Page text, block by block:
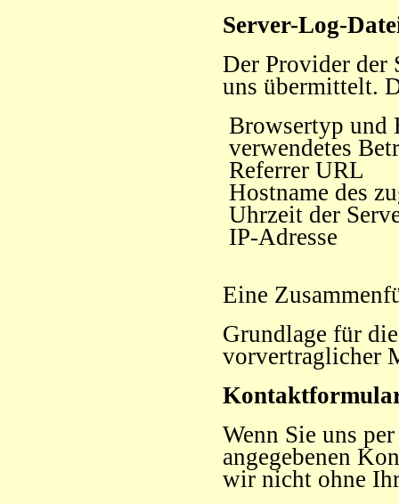
Server-Log-
Der Provider der
uns übermittelt.
Browsertyp und
verwendetes
Referrer URL
Hostname des
Uhrzeit der
IP-Adresse
Eine
Grundlage für
vorvertraglicher
Wenn Sie uns
angegebenen
wir nicht ohne